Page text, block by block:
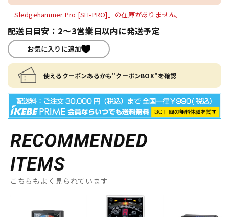
「Sledgehammer Pro [SH-PRO]」の在庫がありません。
配送日目安：2～3営業日以内に発送予定
お気に入りに追加
使えるクーポンあるかも"クーポンBOX"を確認
RECOMMENDED
ITEMS
こちらもよく見られています